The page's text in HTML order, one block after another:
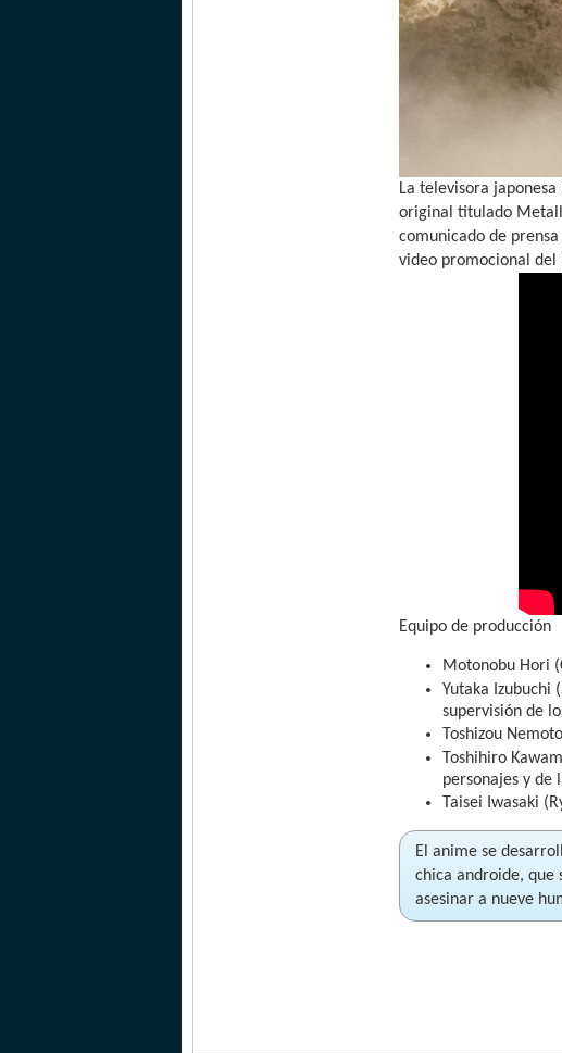
La televisora
original titulado
comunicado de
video promocional del
Equipo de producción
Motonobu Hori
Yutaka Izubuchi
supervisión de
Toshizou
Toshihiro
personajes y de
Taisei Iwasaki
El anime se
chica androide, que
asesinar a nueve